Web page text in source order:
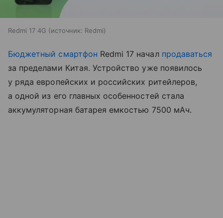
Redmi 17 4G источник: Redmi
Бюджетный смартфон Redmi 17 начал продаваться
за пределами Китая. Устройство уже появилось
у ряда европейских и российских ритейлеров,
а одной из его главных особенностей стала
аккумуляторная батарея емкостью 7500 мАч.